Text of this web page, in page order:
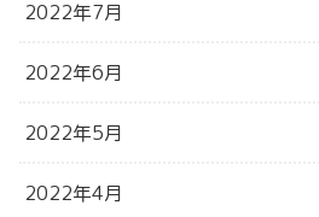
2022年7月
2022年6月
2022年5月
2022年4月